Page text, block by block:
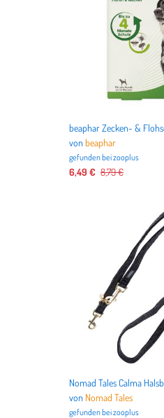
vonbeaphar
gefunden beizooplus
6,49 € 8,79 €
von Nomad Tales
gefunden beizooplus